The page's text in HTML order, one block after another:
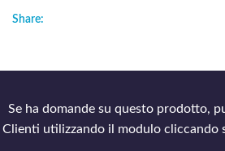
Share:
Se ha domande su questo prodotto,
Clienti utilizzando il modulo cliccando